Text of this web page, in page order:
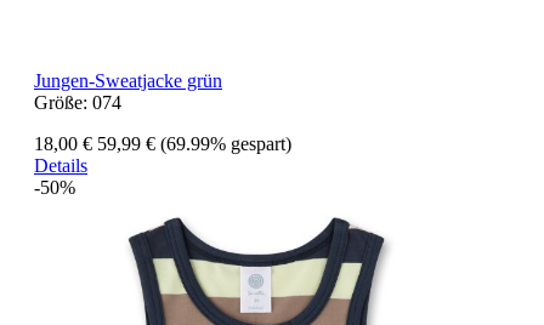
Jungen-Sweatjacke grün
Größe: 074
18,00 € 59,99 € (69.99% gespart)
Details
-50%